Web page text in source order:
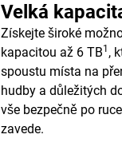
Velká
Získejte široké
kapacitou až 6 TB1 ,
spoustu místa na
hudby a důležitých
vše bezpečně po
zavede.